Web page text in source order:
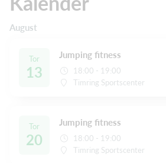
August
Tor
13
Jumping fitness
18:00 - 19:00
Timring Sportscenter
Tor
20
Jumping fitness
18:00 - 19:00
Timring Sportscenter